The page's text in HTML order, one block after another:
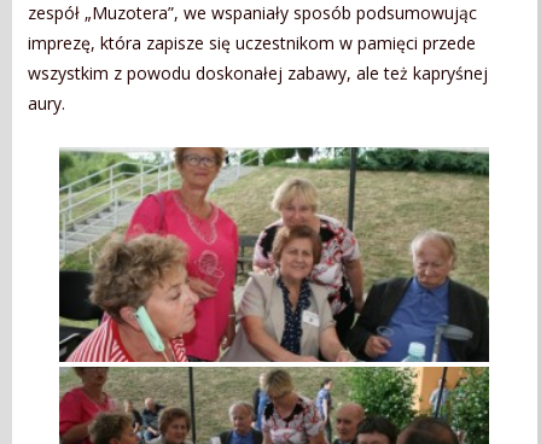
zespół „Muzotera”, we wspaniały sposób podsumowując
imprezę, która zapisze się uczestnikom w pamięci przede
wszystkim z powodu doskonałej zabawy, ale też kapryśnej
aury.